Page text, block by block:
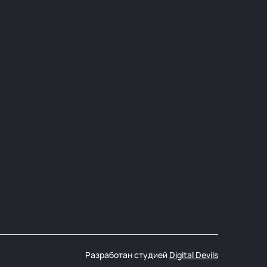
Разработан студией Digital Devils